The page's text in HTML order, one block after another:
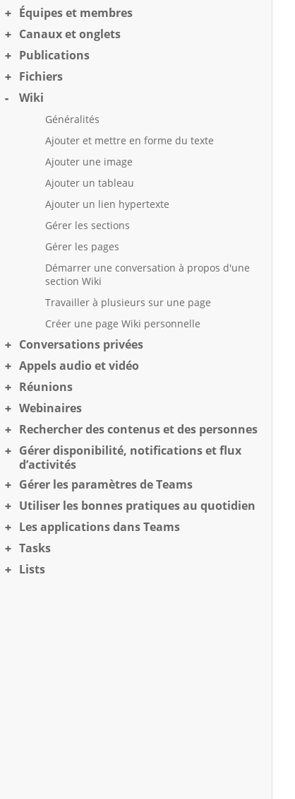
Équipes et membres
Canaux et onglets
Publications
Fichiers
Wiki
Généralités
Ajouter et mettre en forme du texte
Ajouter une image
Ajouter un tableau
Ajouter un lien hypertexte
Gérer les sections
Gérer les pages
Démarrer une conversation à propos d'une
section Wiki
Travailler à plusieurs sur une page
Créer une page Wiki personnelle
Conversations privées
Appels audio et vidéo
Réunions
Webinaires
Rechercher des contenus et des personnes
Gérer disponibilité, notifications et flux
d’activités
Gérer les paramètres de Teams
Utiliser les bonnes pratiques au quotidien
Les applications dans Teams
Tasks
Lists